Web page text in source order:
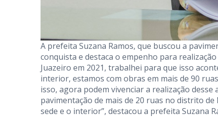
A prefeita Suzana Ramos, que buscou a
conquista e destaca o empenho para
Juazeiro em 2021, trabalhei para que isso
interior, estamos com obras em mais de 90
isso, agora podem vivenciar a realização
pavimentação de mais de 20 ruas no distrito
sede e o interior”, destacou a prefeita Suzana